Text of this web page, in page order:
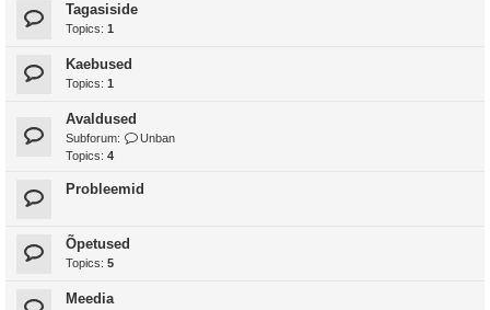
Tagasiside
Topics: 1
Kaebused
Topics: 1
Avaldused
Subforum:
Unban
Topics: 4
Probleemid
Õpetused
Topics: 5
Meedia